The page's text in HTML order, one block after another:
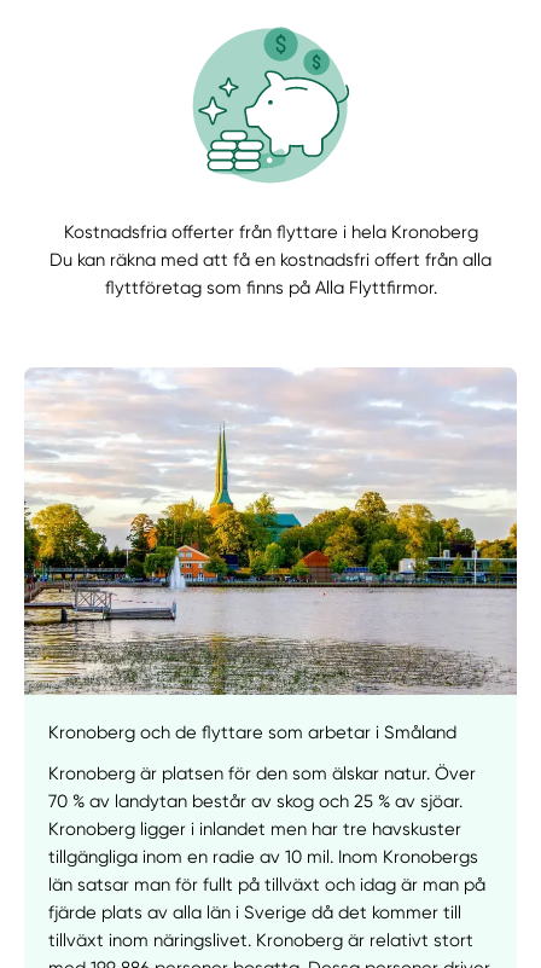
Kostnadsfria offerter från flyttare i hela Kronoberg
Du kan räkna med att få en kostnadsfri offert från alla
flyttföretag som finns på Alla Flyttfirmor.
Kronoberg och de flyttare som arbetar i Småland
Kronoberg är platsen för den som älskar natur. Över
70 % av landytan består av skog och 25 % av sjöar.
Kronoberg ligger i inlandet men har tre havskuster
tillgängliga inom en radie av 10 mil. Inom Kronobergs
län satsar man för fullt på tillväxt och idag är man på
fjärde plats av alla län i Sverige då det kommer till
tillväxt inom näringslivet. Kronoberg är relativt stort